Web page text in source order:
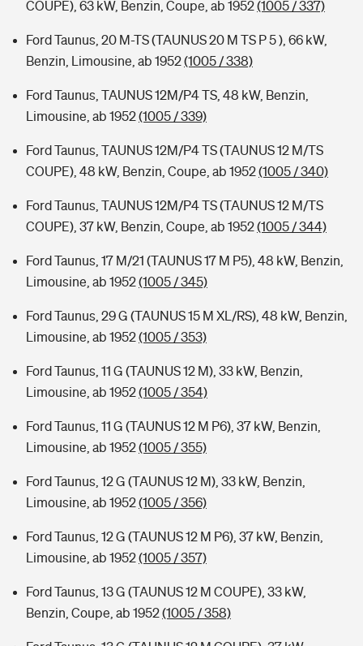
COUPE), 63 kW, Benzin, Coupe, ab 1952(1005 / 337)
Ford Taunus, 20 M-TS (TAUNUS 20 M TS P 5 ), 66 kW,
Benzin, Limousine, ab 1952(1005 / 338)
Ford Taunus, TAUNUS 12M/P4 TS, 48 kW, Benzin,
Limousine, ab 1952(1005 / 339)
Ford Taunus, TAUNUS 12M/P4 TS (TAUNUS 12 M/TS
COUPE), 48 kW, Benzin, Coupe, ab 1952(1005 / 340)
Ford Taunus, TAUNUS 12M/P4 TS (TAUNUS 12 M/TS
COUPE), 37 kW, Benzin, Coupe, ab 1952(1005 / 344)
Ford Taunus, 17 M/21 (TAUNUS 17 M P5), 48 kW, Benzin,
Limousine, ab 1952(1005 / 345)
Ford Taunus, 29 G (TAUNUS 15 M XL/RS), 48 kW, Benzin,
Limousine, ab 1952(1005 / 353)
Ford Taunus, 11 G (TAUNUS 12 M), 33 kW, Benzin,
Limousine, ab 1952(1005 / 354)
Ford Taunus, 11 G (TAUNUS 12 M P6), 37 kW, Benzin,
Limousine, ab 1952(1005 / 355)
Ford Taunus, 12 G (TAUNUS 12 M), 33 kW, Benzin,
Limousine, ab 1952(1005 / 356)
Ford Taunus, 12 G (TAUNUS 12 M P6), 37 kW, Benzin,
Limousine, ab 1952(1005 / 357)
Ford Taunus, 13 G (TAUNUS 12 M COUPE), 33 kW,
Benzin, Coupe, ab 1952(1005 / 358)